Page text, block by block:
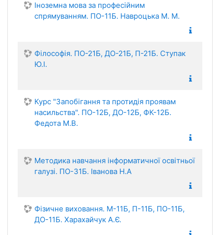
Іноземна мова за професійним
спрямуванням. ПО-11Б. Навроцька М. М.
Філософія. ПО-21Б, ДО-21Б, П-21Б. Ступак
Ю.І.
Курс "Запобігання та протидія проявам
насильства". ПО-12Б, ДО-12Б, ФК-12Б.
Федота М.В.
Методика навчання інформатичної освітньої
галузі. ПО-31Б. Іванова Н.А
Фізичне виховання. М-11Б, П-11Б, ПО-11Б,
ДО-11Б. Харахайчук А.Є.